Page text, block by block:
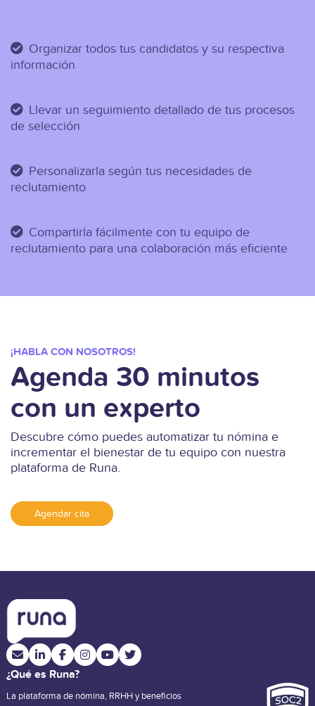
Organizar todos tus candidatos y su respectiva
información
Llevar un seguimiento detallado de tus procesos
de selección
Personalizarla según tus necesidades de
reclutamiento
Compartirla fácilmente con tu equipo de
reclutamiento para una colaboración más eficiente
¡HABLA CON NOSOTROS!
Agenda 30 minutos
con un experto
Descubre cómo puedes automatizar tu nómina e
incrementar el bienestar de tu equipo con nuestra
plataforma de Runa.
Agendar cita
¿Qué es Runa?
La plataforma de nómina, RRHH y beneficios